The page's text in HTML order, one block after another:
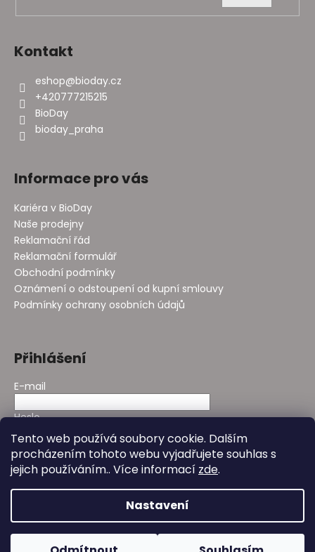
Tento web používá soubory cookie. Dalším
procházením tohoto webu vyjadřujete souhlas s
jejich používáním.. Více informací zde.
Nastavení
Kontakt
eshop@bioday.cz
+420777215215
BioDay
bioday_praha
Informace pro vás
Kariéra v BioDay
Naše prodejny
Reklamační řád
Reklamační formulář
Obchodní podmínky
Oznámení o odstoupení od kupní smlouvy
Podmínky ochrany osobních údajů
Přihlášení
E-mail
Heslo
PŘIHLÁSIT SE
Nová registraceZapomenuté heslo